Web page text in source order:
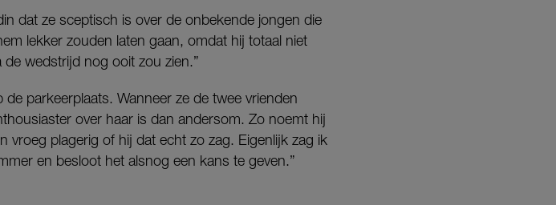
dat ze sceptisch is over de onbekende jongen die
lekker zouden laten gaan, omdat hij totaal niet
wedstrijd nog ooit zou zien.”
parkeerplaats. Wanneer ze de twee vrienden
over haar is dan andersom. Zo noemt hij
vroeg plagerig of hij dat echt zo zag. Eigenlijk zag ik
en besloot het alsnog een kans te geven.”